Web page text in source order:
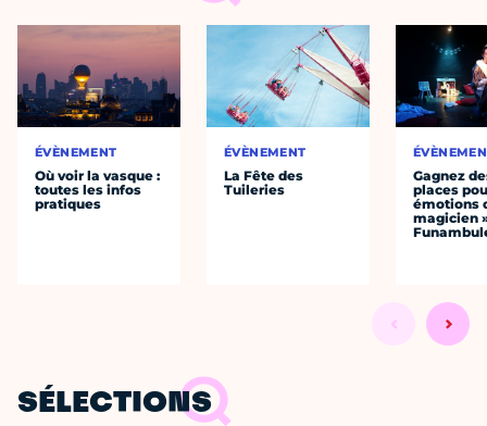
ÉVÈNEMENT
Où voir la vasque :
toutes les infos
pratiques
ÉVÈNEMENT
La Fête des
Tuileries
Gagnez
places
émotions
magicien
SÉLECTIONS